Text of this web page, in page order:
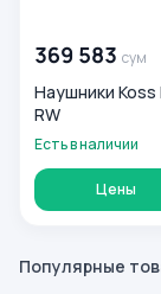
369 583 сум
Наушники Koss
RW
Есть в наличии
Цены
Популярные